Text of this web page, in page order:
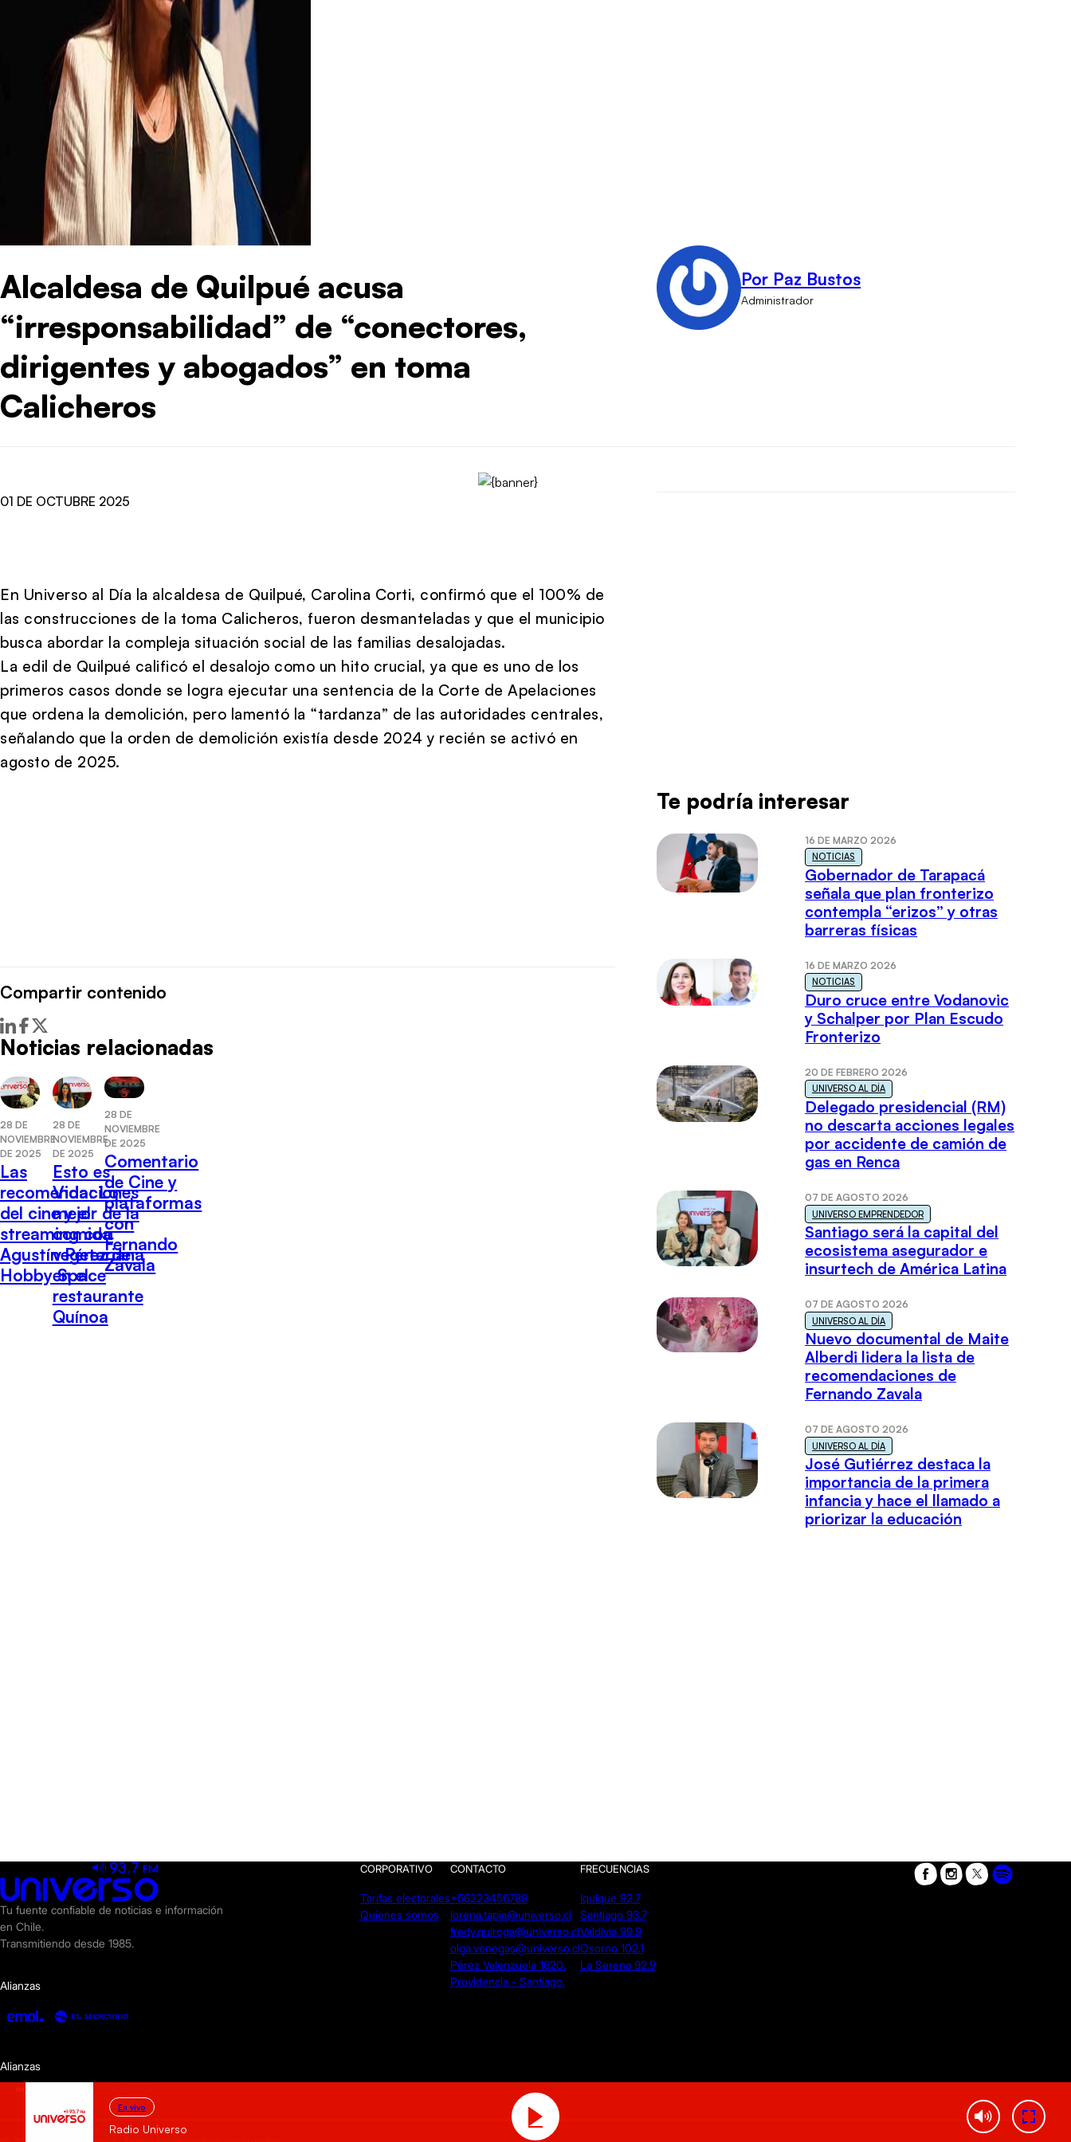
Alcaldesa de Quilpué acusa
“irresponsabilidad” de “conectores,
dirigentes y abogados” en toma
Calicheros
Por Paz Bustos
Administrador
01 DE OCTUBRE 2025
En Universo al Día la alcaldesa de Quilpué, Carolina Corti, confirmó que el 100% de
las construcciones de la toma Calicheros, fueron desmanteladas y que el municipio
busca abordar la compleja situación social de las familias desalojadas.
La edil de Quilpué calificó el desalojo como un hito crucial, ya que es uno de los
primeros casos donde se logra ejecutar una sentencia de la Corte de Apelaciones
que ordena la demolición, pero lamentó la “tardanza” de las autoridades centrales,
señalando que la orden de demolición existía desde 2024 y recién se activó en
agosto de 2025.
Compartir contenido
Noticias relacionadas
28 DE
NOVIEMBRE
DE 2025
Las
recomendaciones
del cine y el
streaming con
Agustín Pérez de
Hobby Space
28 DE
NOVIEMBRE
DE 2025
Esto es
Vida: Lo
mejor de la
comida
vegetariana
en el
restaurante
Quínoa
28 DE
NOVIEMBRE
DE 2025
Comentario
de Cine y
plataformas
con
Fernando
Zavala
Te podría interesar
16 DE MARZO 2026
NOTICIAS
Gobernador de Tarapacá
señala que plan fronterizo
contempla “erizos” y otras
barreras físicas
16 DE MARZO 2026
NOTICIAS
Duro cruce entre Vodanovic
y Schalper por Plan Escudo
Fronterizo
20 DE FEBRERO 2026
UNIVERSO AL DÍA
Delegado presidencial (RM)
no descarta acciones legales
por accidente de camión de
gas en Renca
07 DE AGOSTO 2026
UNIVERSO EMPRENDEDOR
Santiago será la capital del
ecosistema asegurador e
insurtech de América Latina
07 DE AGOSTO 2026
UNIVERSO AL DÍA
Nuevo documental de Maite
Alberdi lidera la lista de
recomendaciones de
Fernando Zavala
07 DE AGOSTO 2026
UNIVERSO AL DÍA
José Gutiérrez destaca la
importancia de la primera
infancia y hace el llamado a
priorizar la educación
En vivo
Radio Universo
Tu fuente confiable de noticias e información
en Chile.
Transmitiendo desde 1985.
Alianzas
CORPORATIVO
Tarifas electorales
Quienes somos
CONTACTO
+56223456789
lorena.tapia@universo.cl
fredy.quiroga@universo.cl
olga.venegas@universo.cl
Pérez Valenzuela 1620.
Providencia - Santiago.
FRECUENCIAS
Iquique 92.7
Santiago 93.7
Valdivia 99.9
Osorno 102.1
La Serena 92.9
Alianzas